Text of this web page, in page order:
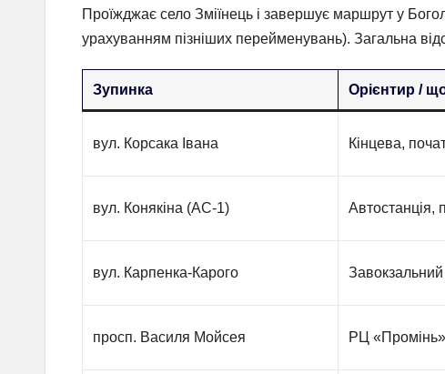
Проїжджає село Зміїнець і завершує маршрут у
урахуванням пізніших перейменувань). Загальна
Зупинка Орієнтир /
вул. Корсака Івана Кінцева,
вул. Конякіна (АС-1) Автостанція,
вул. Карпенка-Карого
просп. Василя Мойсея РЦ «Промінь»